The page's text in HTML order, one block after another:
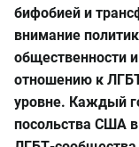
бифобией и
внимание
общественности
отношению к
уровне. Каждый
посольства США